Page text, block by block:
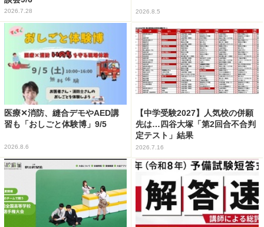
2026.7.28 2026.8.5
医療✕消防、縫合デモやAED講
習も「おしごと体験博」9/5
2026.8.6
【中学受験2027】人気校の併願
先は…四谷大塚「第2回合不合判
定テスト」結果
2026.7.16